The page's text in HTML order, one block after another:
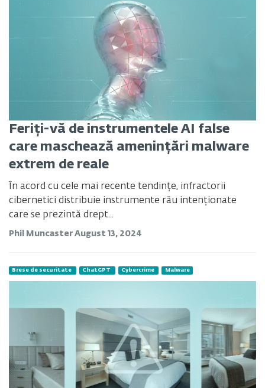
Feriți-vă de instrumentele AI false
care maschează amenințări malware
extrem de reale
În acord cu cele mai recente tendințe, infractorii
cibernetici distribuie instrumente rău intenționate
care se prezintă drept...
Phil MuncasterAugust 13, 2024
Brese de securitate ChatGPT Cybercrime Malware